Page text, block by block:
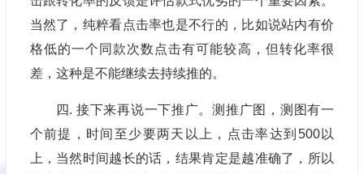
当然了，纯粹看点击率也是不行的，比如说站内有价
格低的一个同款次数点击有可能较高，但转化率很
差，这种是不能继续去持续推的。
四. 接下来再说一下推广。测推广图，测图有一
个前提，时间至少要两天以上，点击率达到500以
上，当然时间越长的话，结果肯定是越准确了，所以